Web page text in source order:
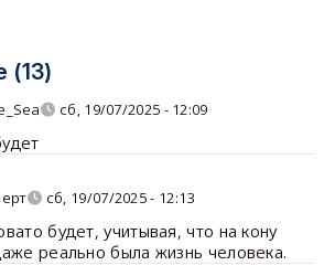
(13)
сб, 19/07/2025 - 12:09
сб, 19/07/2025 - 12:13
будет, учитывая, что на кону
реально была жизнь человека.